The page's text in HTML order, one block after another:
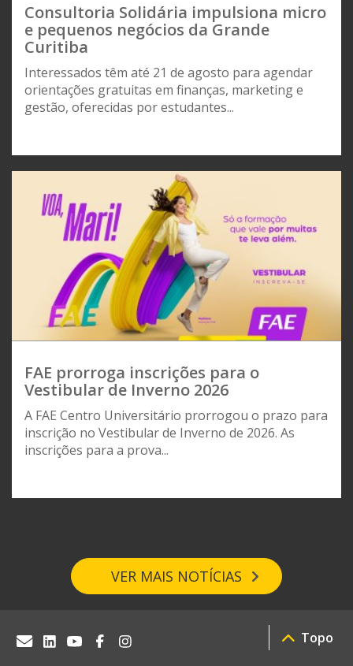
Consultoria Solidária impulsiona micro
e pequenos negócios da Grande
Curitiba
Interessados têm até 21 de agosto para agendar
orientações gratuitas em finanças, marketing e
gestão, oferecidas por estudantes...
FAE prorroga inscrições para o
Vestibular de Inverno 2026
A FAE Centro Universitário prorrogou o prazo para
inscrição no Vestibular de Inverno de 2026. As
inscrições para a prova...
VER MAIS NOTÍCIAS
Topo